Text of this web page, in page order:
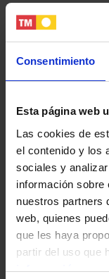
Consentimiento
Esta página web
Las cookies de
el contenido y los
sociales y
información sobre
nuestros partners
web, quienes
que les haya
partir del uso que
información
Disposer d’un
situations
souffrent les
Programmes :
(Inde).
Pulpí,
pour
d’exclusion
Transfert
les